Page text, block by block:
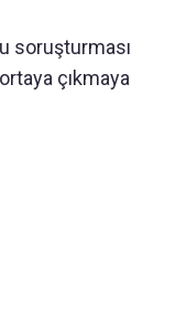
soruşturması
çıkmaya